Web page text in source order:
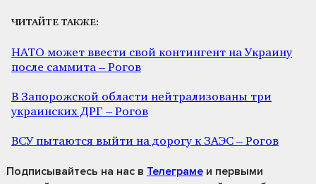
ЧИТАЙТЕ ТАКЖЕ:
НАТО может ввести свой контингент на Украину
после саммита – Рогов
В Запорожской области нейтрализованы три
украинских ДРГ – Рогов
ВСУ пытаются выйти на дорогу к ЗАЭС – Рогов
Подписывайтесь на нас в Телеграме и первыми